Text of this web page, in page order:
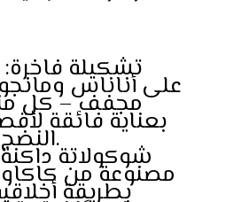
على أناناس
مجفف – كل
بعناية فائقة
النضج والنكهة.
مصنوعة من
بطريقة